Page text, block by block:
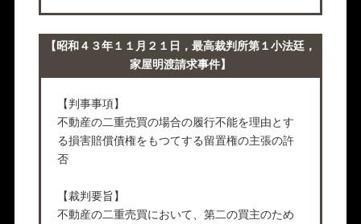
【昭和４３年１１月２１日，最高裁判所第１小法廷，
家屋明渡請求事件】
【判事事項】
不動産の二重売買の場合の履行不能を理由とす
る損害賠償債権をもつてする留置権の主張の許
否
【裁判要旨】
不動産の二重売買において、第二の買主のため